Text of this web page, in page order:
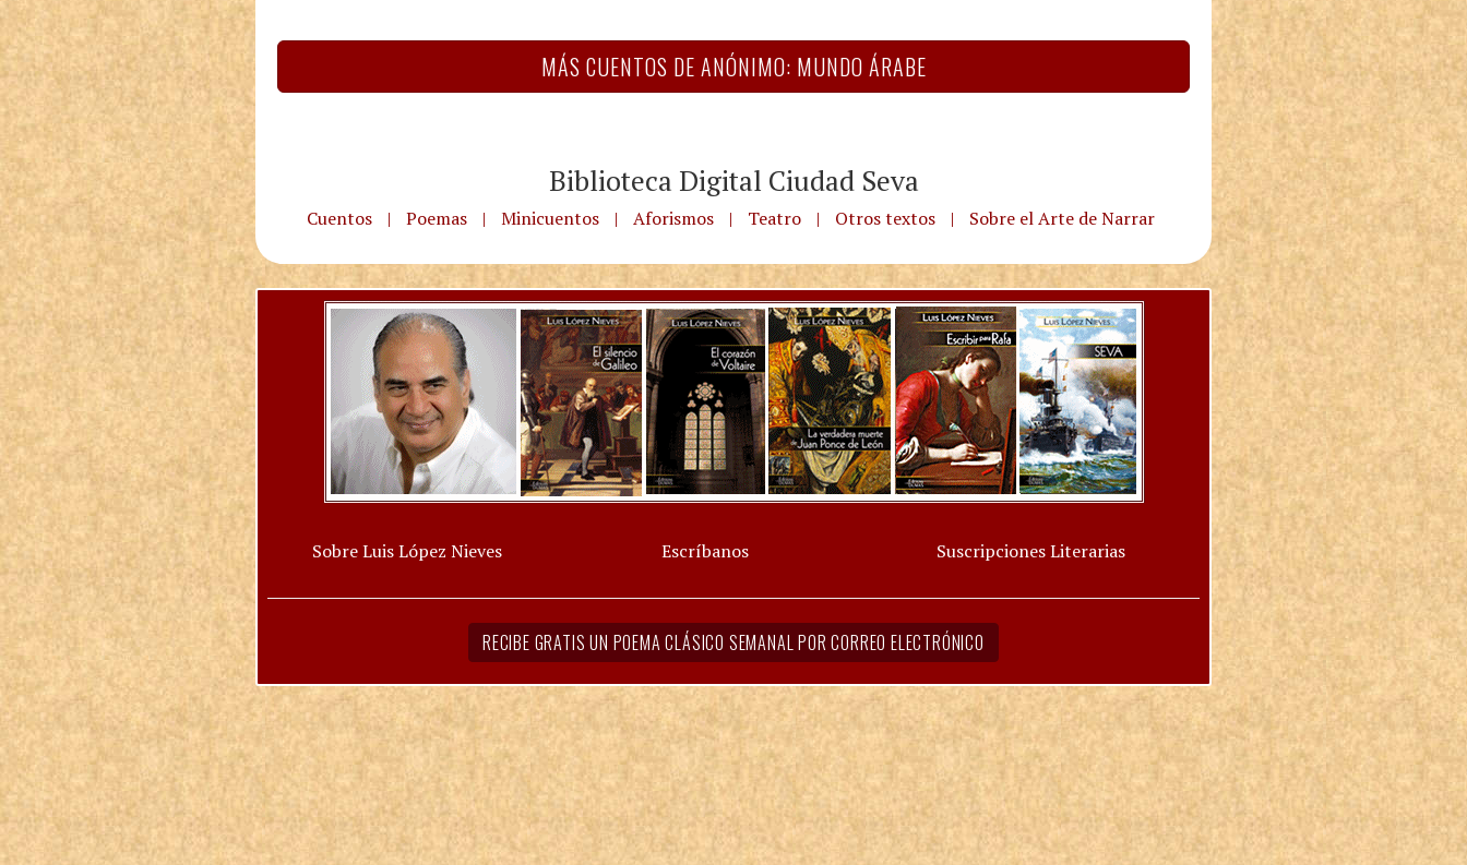
MÁS CUENTOS DE ANÓNIMO: MUNDO ÁRABE
Biblioteca Digital Ciudad Seva
Cuentos | Poemas | Minicuentos | Aforismos | Teatro | Otros textos | Sobre el Arte de Narrar
Sobre Luis López Nieves Escríbanos Suscripciones Literarias
RECIBE GRATIS UN POEMA CLÁSICO SEMANAL POR CORREO ELECTRÓNICO